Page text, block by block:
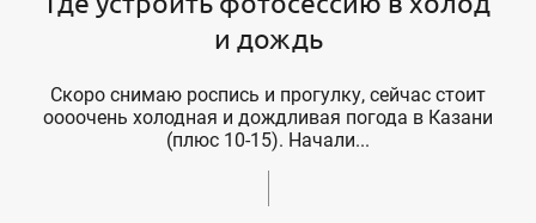
и дождь
Скоро снимаю роспись и прогулку, сейчас стоит
оооочень холодная и дождливая погода в Казани
(плюс 10-15). Начали...